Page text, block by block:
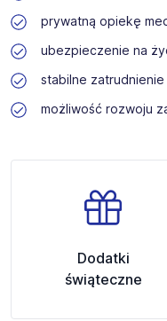
prywatną opiekę
ubezpieczenie na
stabilne
możliwość rozwoju
Dodatki
świąteczne